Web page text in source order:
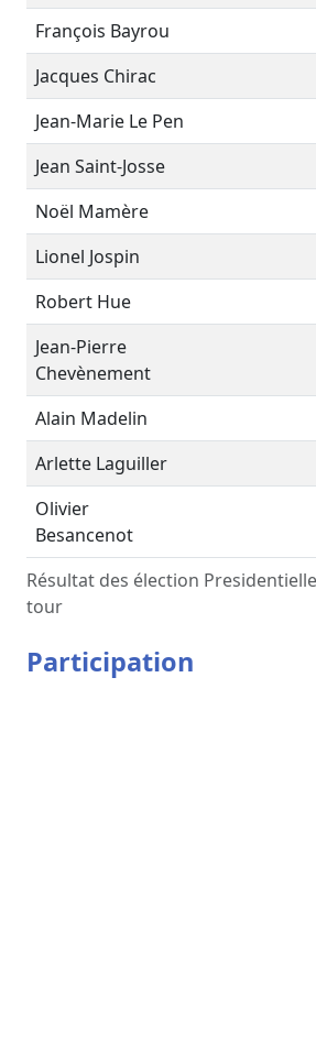
Résultat des élection
tour
François Bayrou
Jacques Chirac
Jean-Marie Le Pen
Jean Saint-Josse
Noël Mamère
Lionel Jospin
Robert Hue
Jean-Pierre
Chevènement
Alain Madelin
Arlette Laguiller
Olivier
Besancenot
Participation